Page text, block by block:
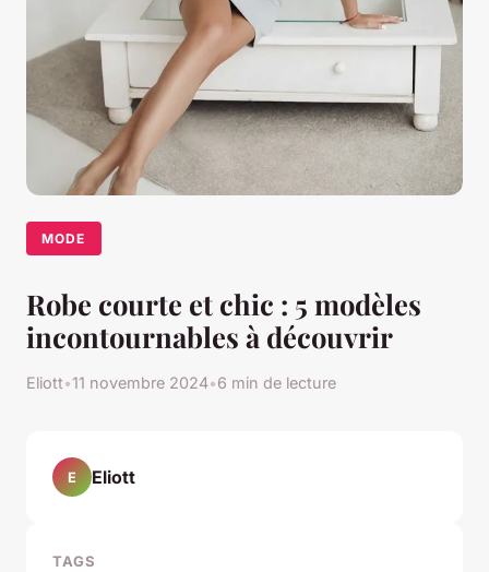
MODE
Robe courte et chic : 5 modèles
incontournables à découvrir
Eliott•11 novembre 2024•6 min de lecture
E Eliott
TAGS